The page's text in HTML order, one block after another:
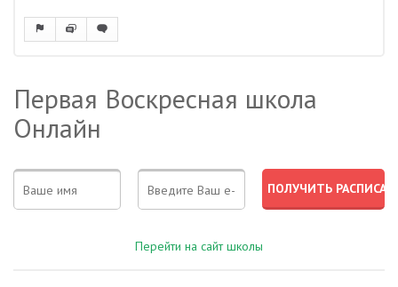
Первая Воскресная школа
Онлайн
Перейти на сайт школы